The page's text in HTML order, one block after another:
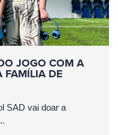
JOGO COM A
FAMÍLIA DE
SAD vai doar a